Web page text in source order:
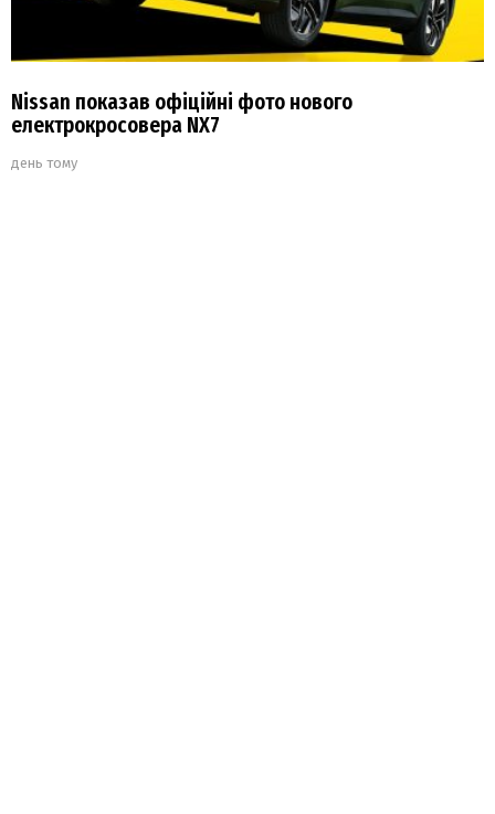
Nissan показав офіційні фото нового
електрокросовера NX7
день тому